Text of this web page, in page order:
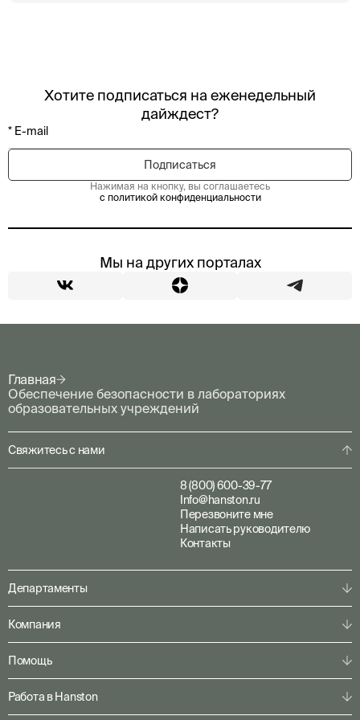
Хотите подписаться на еженедельный
дайждест?
Нажимая на кнопку, вы соглашаетесь
с политикой конфиденциальности
Мы на других порталах
Главная
Обеспечение безопасности в лабораториях
образовательных учреждений
Департаменты
Системы безопасности
Компания
Пресс-центр
Помощь
Работа в Hanston
Свяжитесь с нами
8 (800) 600-39-77
Info@hanston.ru
Перезвоните мне
Написать руководителю
Контакты